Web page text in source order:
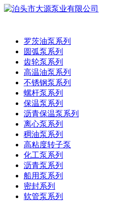
罗茨油泵系列
圆弧泵系列
齿轮泵系列
高温油泵系列
不锈钢泵系列
螺杆泵系列
保温泵系列
沥青保温泵系列
离心泵系列
稠油泵系列
高粘度转子泵
化工泵系列
沥青泵系列
船用泵系列
密封系列
软管泵系列